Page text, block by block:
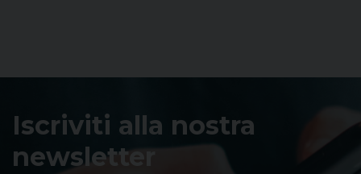
Iscriviti alla nostra
newsletter